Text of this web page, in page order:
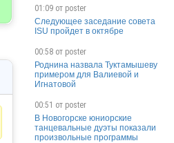
01:09 от poster
Следующее заседание совета
ISU пройдет в октябре
00:58 от poster
Роднина назвала Туктамышеву
примером для Валиевой и
Игнатовой
00:51 от poster
В Новогорске юниорские
танцевальные дуэты показали
произвольные программы